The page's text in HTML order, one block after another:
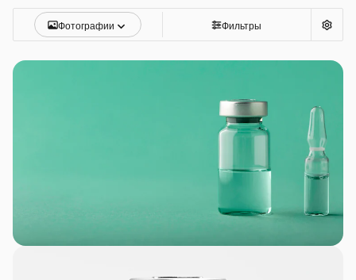
Фотографии Фильтры